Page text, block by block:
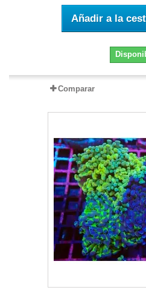
Añadir a la
Comparar